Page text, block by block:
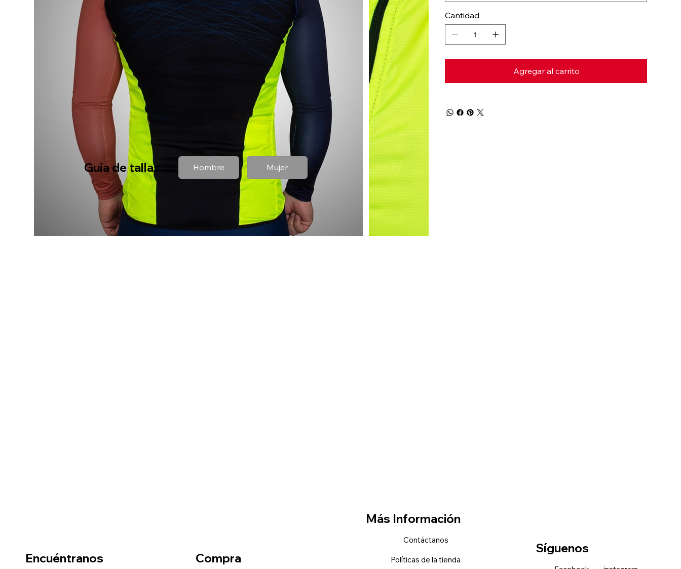
Cantidad
Agregar al carrito
Hombre Mujer
Guía de tallas
Encuéntranos Compra
Más Información
Contáctanos
Políticas de la tienda
Síguenos